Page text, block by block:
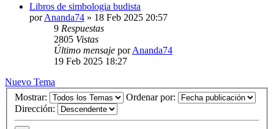
Libros de simbologia budista
porAnanda74 » 18 Feb 2025 20:57
9 Respuestas
2805 Vistas
Último mensaje porAnanda74
19 Feb 2025 18:27
Nuevo Tema
Mostrar:
Ordenar por:
Dirección: